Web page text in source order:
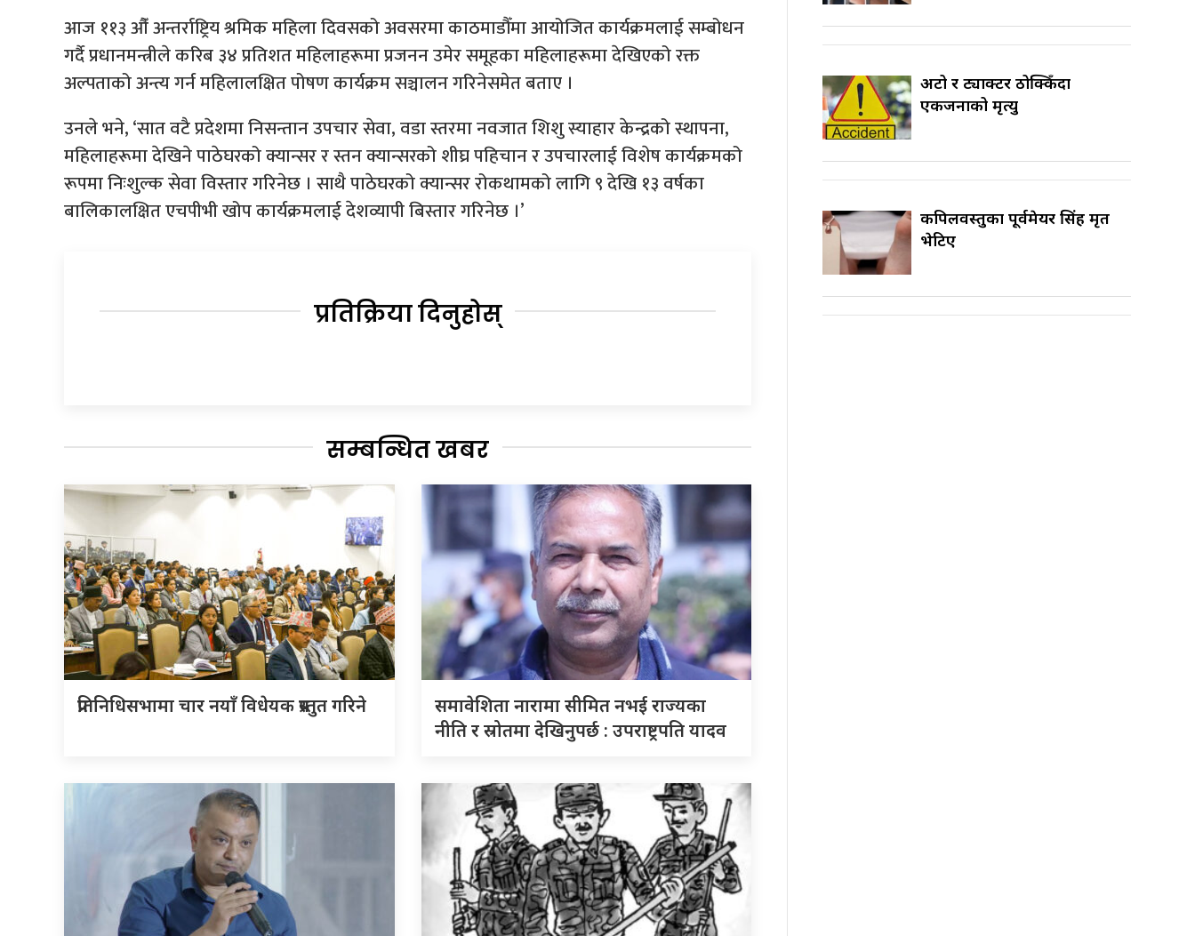
आज ११३ औँ अन्तर्राष्ट्रिय श्रमिक महिला दिवसको अवसरमा काठमाडौँमा आयोजित कार्यक्रमलाई सम्बोधन
गर्दै प्रधानमन्त्रीले करिब ३४ प्रतिशत महिलाहरूमा प्रजनन उमेर समूहका महिलाहरूमा देखिएको रक्त
अल्पताको अन्त्य गर्न महिलालक्षित पोषण कार्यक्रम सञ्चालन गरिनेसमेत बताए ।
उनले भने, ‘सात वटै प्रदेशमा निसन्तान उपचार सेवा, वडा स्तरमा नवजात शिशु स्याहार केन्द्रको स्थापना,
महिलाहरूमा देखिने पाठेघरको क्यान्सर र स्तन क्यान्सरको शीघ्र पहिचान र उपचारलाई विशेष कार्यक्रमको
रूपमा निःशुल्क सेवा विस्तार गरिनेछ । साथै पाठेघरको क्यान्सर रोकथामको लागि ९ देखि १३ वर्षका
बालिकालक्षित एचपीभी खोप कार्यक्रमलाई देशव्यापी बिस्तार गरिनेछ ।’
प्रतिक्रिया दिनुहोस्
सम्बन्धित खबर
प्रतिनिधिसभामा चार नयाँ विधेयक प्रस्तुत गरिने
समावेशिता नारामा सीमित नभई राज्यका
नीति र स्रोतमा देखिनुपर्छ : उपराष्ट्रपति यादव
अटो र ट्याक्टर ठोक्किँदा
एकजनाको मृत्यु
कपिलवस्तुका पूर्वमेयर सिंह मृत
भेटिए